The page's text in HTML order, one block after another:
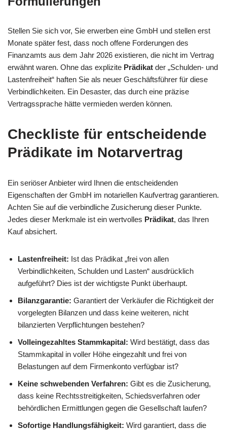
Stellen Sie sich vor, Sie erwerben eine GmbH und stellen erst
Monate später fest, dass noch offene Forderungen des
Finanzamts aus dem Jahr 2026 existieren, die nicht im Vertrag
erwähnt waren. Ohne das explizite Prädikat der „Schulden- und
Lastenfreiheit“ haften Sie als neuer Geschäftsführer für diese
Verbindlichkeiten. Ein Desaster, das durch eine präzise
Vertragssprache hätte vermieden werden können.
Checkliste für entscheidende
Prädikate im Notarvertrag
Ein seriöser Anbieter wird Ihnen die entscheidenden
Eigenschaften der GmbH im notariellen Kaufvertrag garantieren.
Achten Sie auf die verbindliche Zusicherung dieser Punkte.
Jedes dieser Merkmale ist ein wertvolles Prädikat, das Ihren
Kauf absichert.
Lastenfreiheit: Ist das Prädikat „frei von allen
Verbindlichkeiten, Schulden und Lasten“ ausdrücklich
aufgeführt? Dies ist der wichtigste Punkt überhaupt.
Bilanzgarantie: Garantiert der Verkäufer die Richtigkeit der
vorgelegten Bilanzen und dass keine weiteren, nicht
bilanzierten Verpflichtungen bestehen?
Volleingezahltes Stammkapital: Wird bestätigt, dass das
Stammkapital in voller Höhe eingezahlt und frei von
Belastungen auf dem Firmenkonto verfügbar ist?
Keine schwebenden Verfahren: Gibt es die Zusicherung,
dass keine Rechtsstreitigkeiten, Schiedsverfahren oder
behördlichen Ermittlungen gegen die Gesellschaft laufen?
Sofortige Handlungsfähigkeit: Wird garantiert, dass die